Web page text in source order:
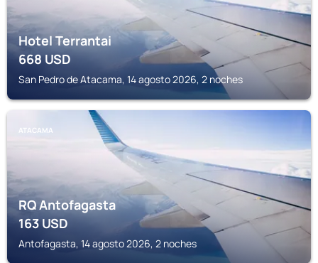
Hotel Terrantai
668USD
San Pedro de Atacama, 14 agosto 2026, 2 noches
ATACAMA
RQ Antofagasta
163USD
Antofagasta, 14 agosto 2026, 2 noches